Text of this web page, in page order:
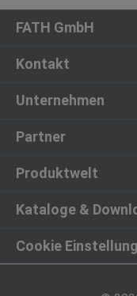
FATH GmbH
Kontakt
Unternehmen
Partner
Produktwelt
Kataloge &
Cookie